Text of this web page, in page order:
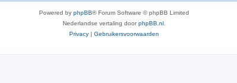
Powered by phpBB® Forum Software © phpBB Limited
Nederlandse vertaling doorphpBB.nl
Privacy | Gebruikersvoorwaarden